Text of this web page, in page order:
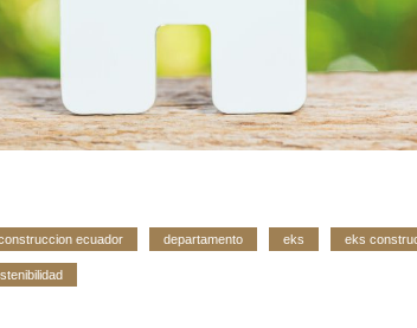
ecuador departamento eks eks